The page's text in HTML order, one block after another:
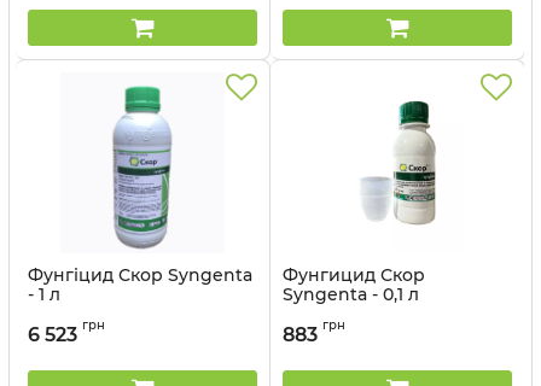
Фунгіцид Скор Syngenta
- 1 л
6 523 грн
Фунгицид Скор
Syngenta - 0,1 л
883 грн